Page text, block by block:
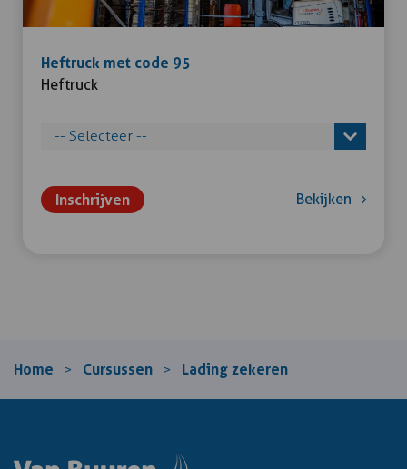
Heftruck met code 95
Heftruck
Inschrijven Bekijken
Home > Cursussen > Lading zekeren